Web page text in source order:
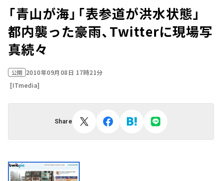
「青山が海」「表参道が洪水状態」
都内襲った豪雨、Twitterに現場写
真続々
公開 2010年09月08日 17時21分
[ITmedia]
Share